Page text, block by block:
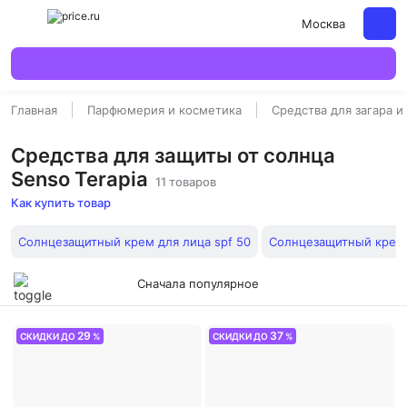
Москва
Главная Парфюмерия и косметика Средства для загара
Средства для защиты от солнца
Senso Terapia 11 товаров
Как купить товар
Солнцезащитный крем для лица spf 50 Солнцезащитный
Сначала популярное
СКИДКИ ДО29 % СКИДКИ ДО 37 %